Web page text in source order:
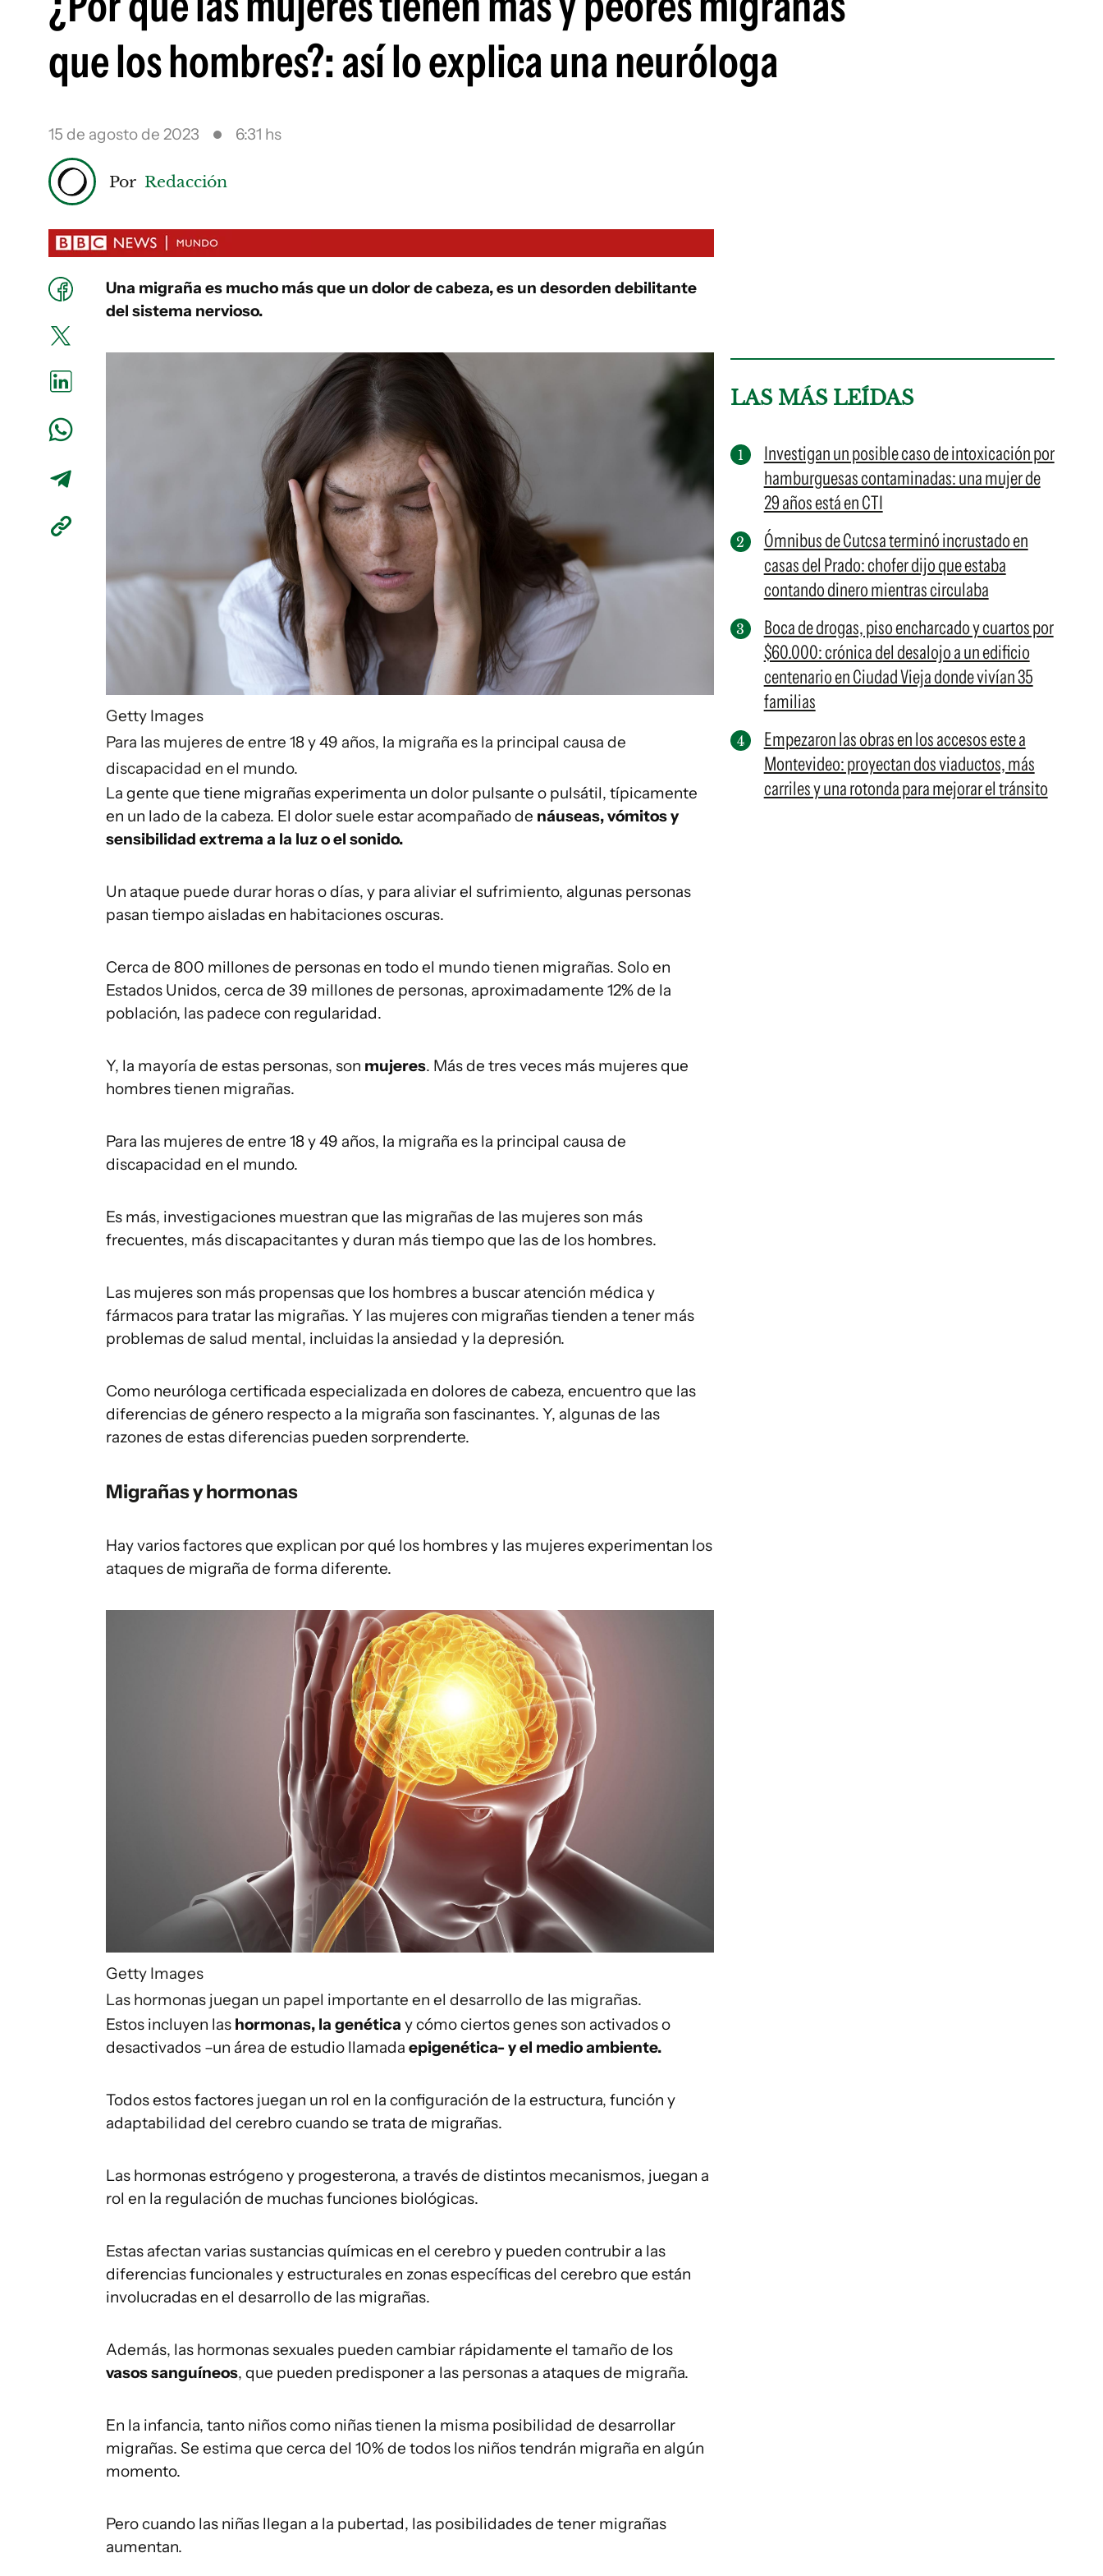
que los hombres?: así lo explica una neuróloga
15 de agosto de 2023 6:31 hs
Por Redacción
Una migraña es mucho más que un dolor de cabeza, es un desorden debilitante
del sistema nervioso.
Getty Images
Para las mujeres de entre 18 y 49 años, la migraña es la principal causa de
discapacidad en el mundo.
La gente que tiene migrañas experimenta un dolor pulsante o pulsátil, típicamente
en un lado de la cabeza. El dolor suele estar acompañado de náuseas, vómitos y
sensibilidad extrema a la luz o el sonido.
Un ataque puede durar horas o días, y para aliviar el sufrimiento, algunas personas
pasan tiempo aisladas en habitaciones oscuras.
Cerca de 800 millones de personas en todo el mundo tienen migrañas. Solo en
Estados Unidos, cerca de 39 millones de personas, aproximadamente 12% de la
población, las padece con regularidad.
Y, la mayoría de estas personas, son mujeres. Más de tres veces más mujeres que
hombres tienen migrañas.
Para las mujeres de entre 18 y 49 años, la migraña es la principal causa de
discapacidad en el mundo.
Es más, investigaciones muestran que las migrañas de las mujeres son más
frecuentes, más discapacitantes y duran más tiempo que las de los hombres.
Las mujeres son más propensas que los hombres a buscar atención médica y
fármacos para tratar las migrañas. Y las mujeres con migrañas tienden a tener más
problemas de salud mental, incluidas la ansiedad y la depresión.
Como neuróloga certificada especializada en dolores de cabeza, encuentro que las
diferencias de género respecto a la migraña son fascinantes. Y, algunas de las
razones de estas diferencias pueden sorprenderte.
Migrañas y hormonas
Hay varios factores que explican por qué los hombres y las mujeres experimentan los
ataques de migraña de forma diferente.
Getty Images
Las hormonas juegan un papel importante en el desarrollo de las migrañas.
Estos incluyen las hormonas, la genética y cómo ciertos genes son activados o
desactivados –un área de estudio llamada epigenética- y el medio ambiente.
Todos estos factores juegan un rol en la configuración de la estructura, función y
adaptabilidad del cerebro cuando se trata de migrañas.
Las hormonas estrógeno y progesterona, a través de distintos mecanismos, juegan a
rol en la regulación de muchas funciones biológicas.
Estas afectan varias sustancias químicas en el cerebro y pueden contrubir a las
diferencias funcionales y estructurales en zonas específicas del cerebro que están
involucradas en el desarrollo de las migrañas.
Además, las hormonas sexuales pueden cambiar rápidamente el tamaño de los
vasos sanguíneos, que pueden predisponer a las personas a ataques de migraña.
En la infancia, tanto niños como niñas tienen la misma posibilidad de desarrollar
migrañas. Se estima que cerca del 10% de todos los niños tendrán migraña en algún
momento.
Pero cuando las niñas llegan a la pubertad, las posibilidades de tener migrañas
aumentan.
LAS MÁS LEÍDAS
Investigan un posible caso de intoxicación por
hamburguesas contaminadas: una mujer de
29 años está en CTI
Ómnibus de Cutcsa terminó incrustado en
casas del Prado: chofer dijo que estaba
contando dinero mientras circulaba
Boca de drogas, piso encharcado y cuartos por
$60.000: crónica del desalojo a un edificio
centenario en Ciudad Vieja donde vivían 35
familias
Empezaron las obras en los accesos este a
Montevideo: proyectan dos viaductos, más
carriles y una rotonda para mejorar el tránsito